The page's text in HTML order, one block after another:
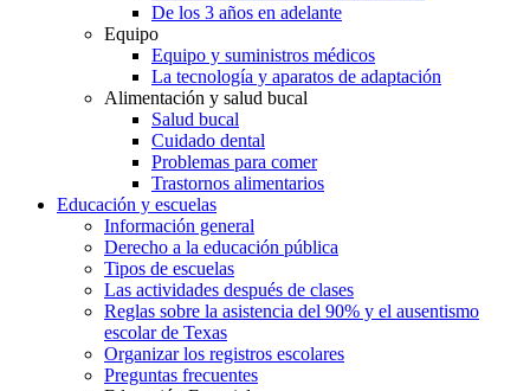
De los 3 años en adelante
Equipo
Equipo y suministros médicos
La tecnología y aparatos de adaptación
Alimentación y salud bucal
Salud bucal
Cuidado dental
Problemas para comer
Trastornos alimentarios
Educación y escuelas
Información general
Derecho a la educación pública
Tipos de escuelas
Las actividades después de clases
Reglas sobre la asistencia del 90% y el ausentismo
escolar de Texas
Organizar los registros escolares
Preguntas frecuentes